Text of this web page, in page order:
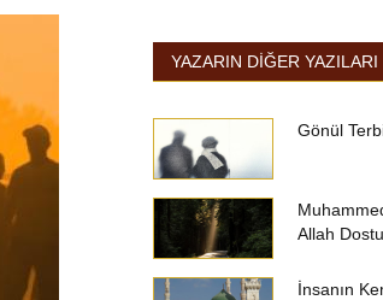
YAZARIN DIĞER YAZILARI
Gönül
Allah Dostu
İnsanın